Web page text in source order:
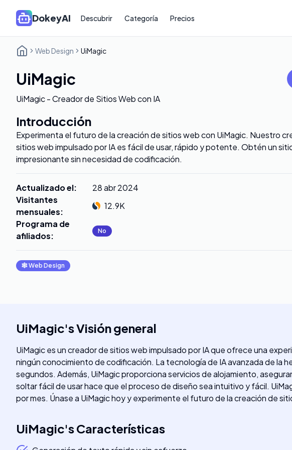
DokeyAI Descubrir Categoría Precios
Web Design UiMagic
UiMagic
UiMagic - Creador de Sitios Web con IA
Introducción
Experimenta el futuro de la creación de sitios web con UiMagic. Nuestro
sitios web impulsado por IA es fácil de usar, rápido y potente. Obtén un
impresionante sin necesidad de codificación.
Actualizado el:
28 abr 2024
Visitantes
mensuales:
12.9K
Programa de
afiliados: No
🕸Web Design
UiMagic'sVisión general
UiMagic es un creador de sitios web impulsado por IA que ofrece una
ningún conocimiento de codificación. La tecnología de IA avanzada de la
segundos. Además, UiMagic proporciona servicios de alojamiento,
soltar fácil de usar hace que el proceso de diseño sea intuitivo y fácil.
por mes. Únase a UiMagic hoy y experimente el futuro de la creación de
UiMagic'sCaracterísticas